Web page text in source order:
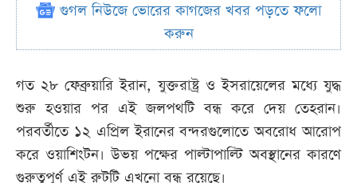
গুগল নিউজে ভোরের কাগজের খবর পড়তে ফলো
করুন
গত ২৮ ফেব্রুয়ারি ইরান, যুক্তরাষ্ট্র ও ইসরায়েলের মধ্যে যুদ্ধ
শুরু হওয়ার পর এই জলপথটি বন্ধ করে দেয় তেহরান।
পরবর্তীতে ১২ এপ্রিল ইরানের বন্দরগুলোতে অবরোধ আরোপ
করে ওয়াশিংটন। উভয় পক্ষের পাল্টাপাল্টি অবস্থানের কারণে
গুরুত্বপূর্ণ এই রুটটি এখনো বন্ধ রয়েছে।